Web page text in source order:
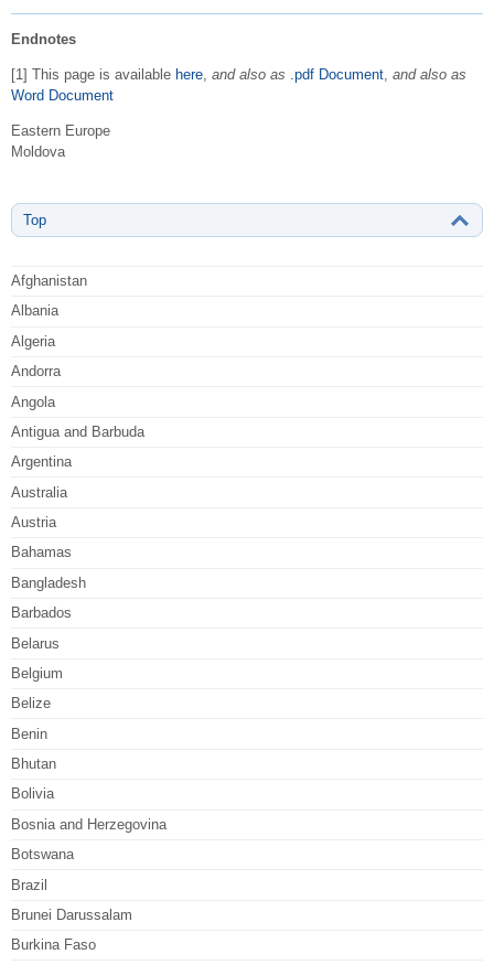
Endnotes
[1] This page is available here and also as .pdf Document and also as
Word Document
Eastern Europe
Moldova
Top
Afghanistan
Albania
Algeria
Andorra
Angola
Antigua and Barbuda
Argentina
Australia
Austria
Bahamas
Bangladesh
Barbados
Belarus
Belgium
Belize
Benin
Bhutan
Bolivia
Bosnia and Herzegovina
Botswana
Brazil
Brunei Darussalam
Burkina Faso